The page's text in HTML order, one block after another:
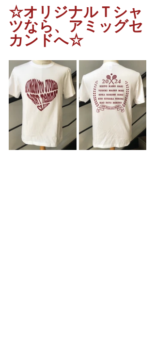
☆オリジナルＴシャ
ツなら、アミッグセ
カンドへ☆